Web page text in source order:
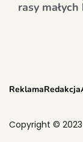
rasy
ReklamaRedakcja
Copyright ©